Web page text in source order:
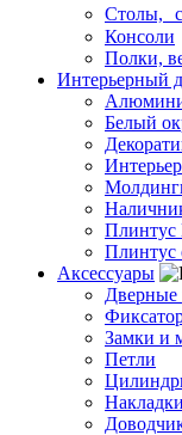
Столы,
Консоли
Полки,
Интерьерный
Белый
Плинтус
Аксессуары
Дверные
Замки и
Петли